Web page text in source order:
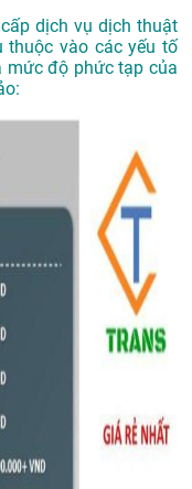
dịch vụ dịch thuật
vào các yếu tố
mức độ phức tạp của